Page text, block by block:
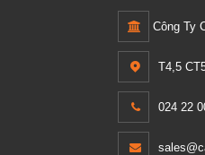
Công Ty
T4,5
024 22